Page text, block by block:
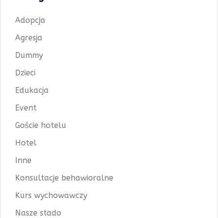
Adopcja
Agresja
Dummy
Dzieci
Edukacja
Event
Goście hotelu
Hotel
Inne
Konsultacje behawioralne
Kurs wychowawczy
Nasze stado